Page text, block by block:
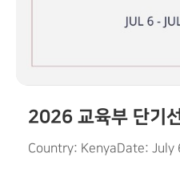
2026 교육부 단기
Country: KenyaDate: July